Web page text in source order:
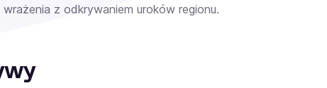
z odkrywaniem uroków regionu.